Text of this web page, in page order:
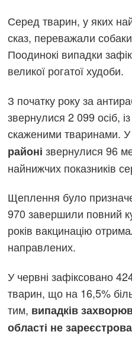
Серед тварин, у яких
сказ, переважали
Поодинокі випадки
великої рогатої худоби.
З початку року за
звернулися 2 099 осіб,
скаженими тваринами. У
районі звернулися 96
найнижчих показників
Щеплення було
970 завершили повний
років вакцинацію
направлених.
У червні зафіксовано
тварин, що на 16,5%
тим, випадків
області не